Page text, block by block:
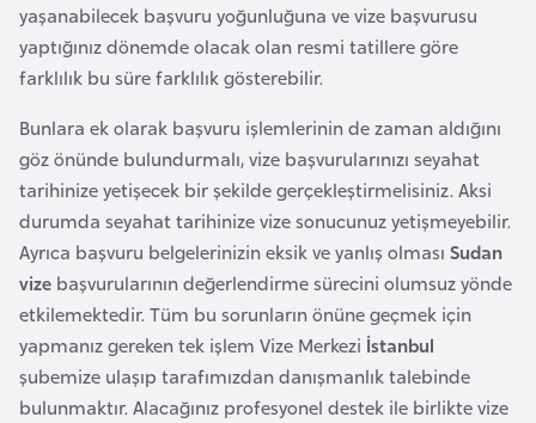
yaşanabilecek başvuru yoğunluğuna ve vize başvurusu
yaptığınız dönemde olacak olan resmi tatillere göre
farklılık bu süre farklılık gösterebilir.
Bunlara ek olarak başvuru işlemlerinin de zaman aldığını
göz önünde bulundurmalı, vize başvurularınızı seyahat
tarihinize yetişecek bir şekilde gerçekleştirmelisiniz. Aksi
durumda seyahat tarihinize vize sonucunuz yetişmeyebilir.
Ayrıca başvuru belgelerinizin eksik ve yanlış olması Sudan
vize başvurularının değerlendirme sürecini olumsuz yönde
etkilemektedir. Tüm bu sorunların önüne geçmek için
yapmanız gereken tek işlem Vize Merkezi İstanbul
şubemize ulaşıp tarafımızdan danışmanlık talebinde
bulunmaktır. Alacağınız profesyonel destek ile birlikte vize
k
K
o
g
o
a
r